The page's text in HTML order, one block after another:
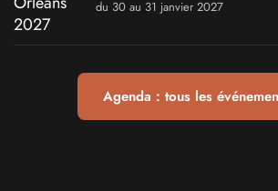
du 30 au 31 janvier 2027
Agenda : tous les